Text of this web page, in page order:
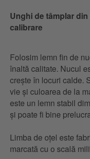
Unghi de tâmplar
calibrare
Folosim lemn fin de
înaltă calitate. Nucul
crește în locuri calde.
vie și culoarea de la
este un lemn stabil
și poate fi bine
Limba de oțel este
marcată cu o scală